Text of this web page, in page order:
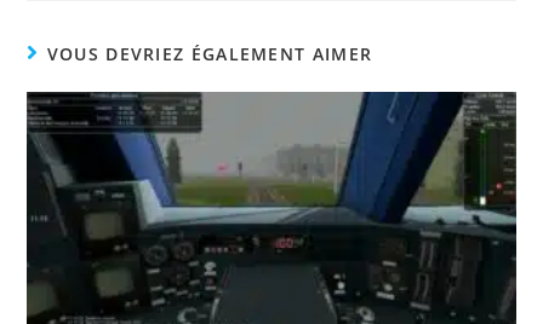
VOUS DEVRIEZ ÉGALEMENT AIMER